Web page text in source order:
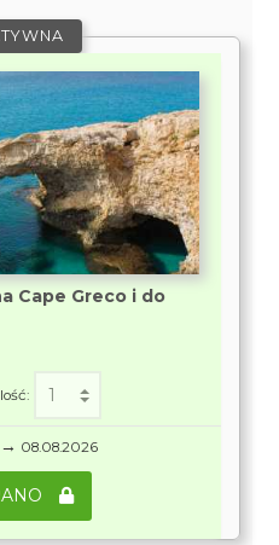
Cape Greco i do
→ 08.08.2026